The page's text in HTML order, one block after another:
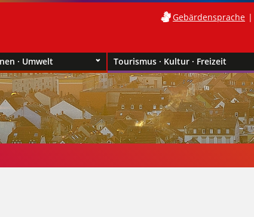
Gebärdensprache
· Umwelt Tourismus · Kultur · Freizeit